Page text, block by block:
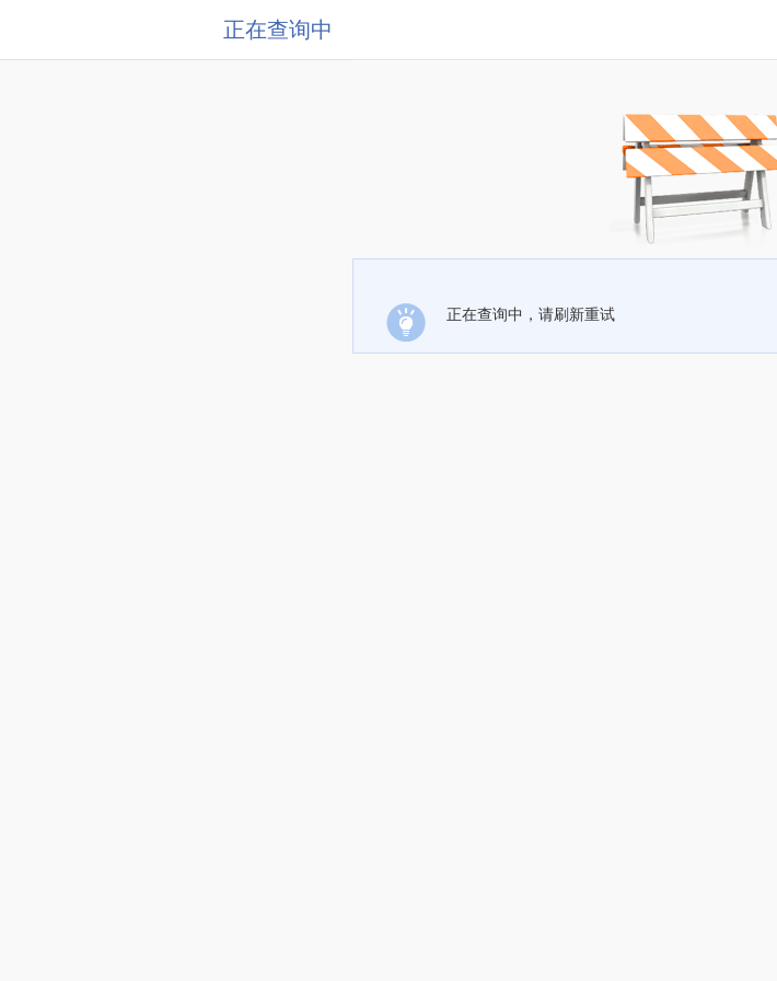
正在查询中
正在查询中，请刷新重试